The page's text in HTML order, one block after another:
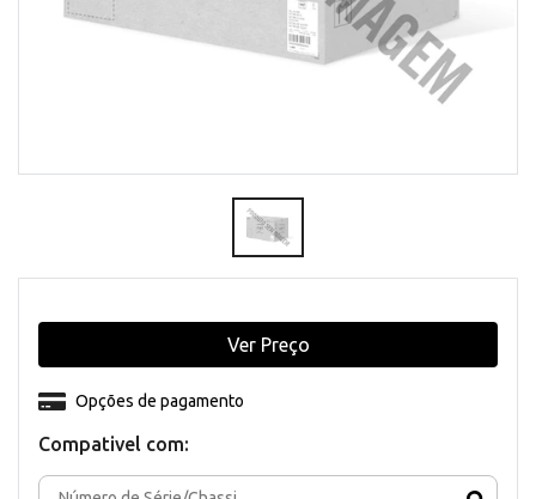
Compativel com:
Opções de pagamento
Ver Preço